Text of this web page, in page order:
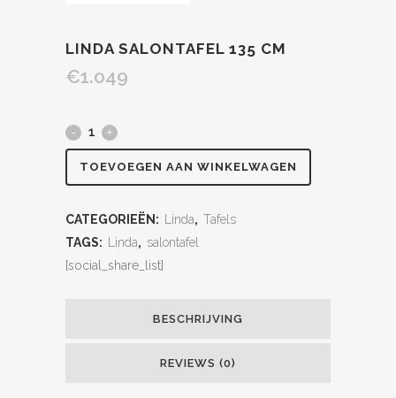
LINDA SALONTAFEL 135 CM
€1.049
TOEVOEGEN AAN WINKELWAGEN
CATEGORIEËN: Linda, Tafels
TAGS:
Linda, salontafel
[social_share_list]
BESCHRIJVING
REVIEWS (0)